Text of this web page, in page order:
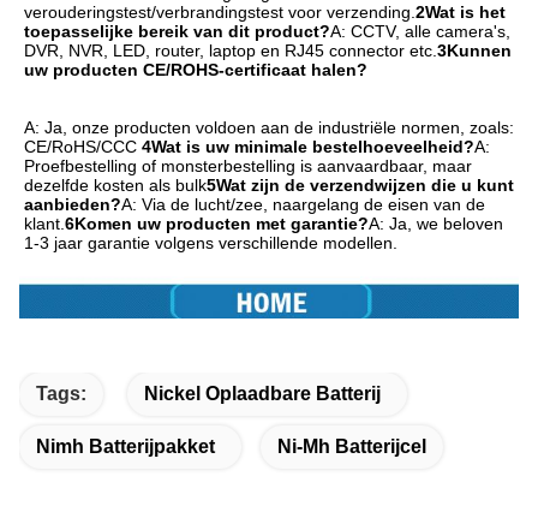
verouderingstest/verbrandingstest voor verzending. 2Wat is het
toepasselijke bereik van dit product?A: CCTV, alle camera's,
DVR, NVR, LED, router, laptop en RJ45 connector etc. 3Kunnen
uw producten CE/ROHS-certificaat halen?
A: Ja, onze producten voldoen aan de industriële normen, zoals:
CE/RoHS/CCC 4Wat is uw minimale bestelhoeveelheid?A:
Proefbestelling of monsterbestelling is aanvaardbaar, maar
dezelfde kosten als bulk5Wat zijn de verzendwijzen die u kunt
aanbieden?A: Via de lucht/zee, naargelang de eisen van de
klant. 6Komen uw producten met garantie?A: Ja, we beloven
1-3 jaar garantie volgens verschillende modellen.
Tags: Nickel Oplaadbare Batterij
Nimh Batterijpakket Ni-Mh Batterijcel